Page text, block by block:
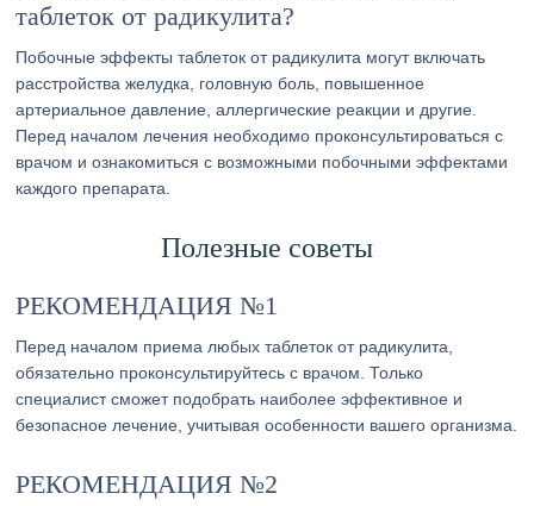
таблеток от радикулита?
Побочные эффекты таблеток от радикулита могут включать
расстройства желудка, головную боль, повышенное
артериальное давление, аллергические реакции и другие.
Перед началом лечения необходимо проконсультироваться с
врачом и ознакомиться с возможными побочными эффектами
каждого препарата.
Полезные советы
РЕКОМЕНДАЦИЯ №1
Перед началом приема любых таблеток от радикулита,
обязательно проконсультируйтесь с врачом. Только
специалист сможет подобрать наиболее эффективное и
безопасное лечение, учитывая особенности вашего организма.
РЕКОМЕНДАЦИЯ №2